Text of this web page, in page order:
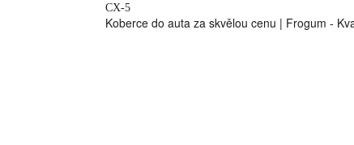
CX-5
Koberce do auta za skvělou cenu | Frogum -